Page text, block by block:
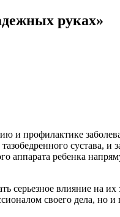
руках»
и профилактике
сустава,
ребенка
серьезное влияние на
своего дела,